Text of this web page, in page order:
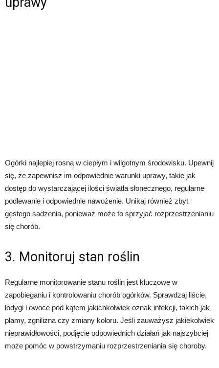
Ogórki najlepiej rosną w ciepłym i wilgotnym środowisku. Upewnij
się, że zapewnisz im odpowiednie warunki uprawy, takie jak
dostęp do wystarczającej ilości światła słonecznego, regularne
podlewanie i odpowiednie nawożenie. Unikaj również zbyt
gęstego sadzenia, ponieważ może to sprzyjać rozprzestrzenianiu
się chorób.
3. Monitoruj stan roślin
Regularne monitorowanie stanu roślin jest kluczowe w
zapobieganiu i kontrolowaniu chorób ogórków. Sprawdzaj liście,
łodygi i owoce pod kątem jakichkolwiek oznak infekcji, takich jak
plamy, zgnilizna czy zmiany koloru. Jeśli zauważysz jakiekolwiek
nieprawidłowości, podjęcie odpowiednich działań jak najszybciej
może pomóc w powstrzymaniu rozprzestrzeniania się choroby.